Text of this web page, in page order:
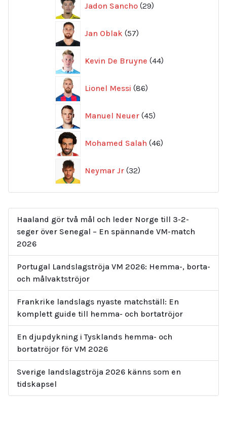
Jadon Sancho 29
produkter
Jan Oblak 57
produkter
Kevin De Bruyne 44
produkter
Lionel Messi 86
produkter
Manuel Neuer 45
produkter
Mohamed Salah 46
produkter
Neymar Jr 32
produkter
Haaland gör två mål och leder Norge till 3-2-
seger över Senegal – En spännande VM-match
2026
Portugal Landslagströja VM 2026: Hemma-, borta-
och målvaktströjor
Frankrike landslags nyaste matchställ: En
komplett guide till hemma- och bortatröjor
En djupdykning i Tysklands hemma- och
bortatröjor för VM 2026
Sverige landslagströja 2026 känns som en
tidskapsel